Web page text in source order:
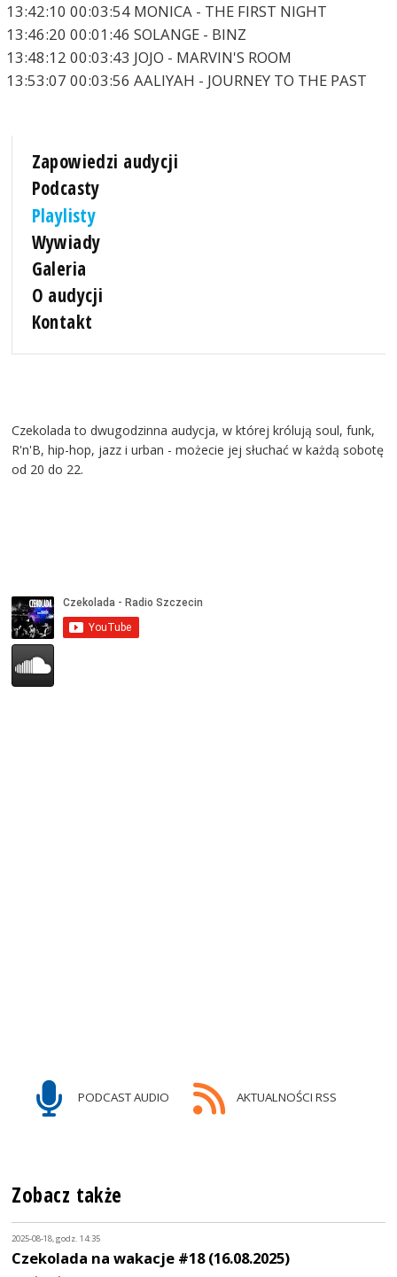
13:42:10 00:03:54 MONICA - THE FIRST NIGHT
13:46:20 00:01:46 SOLANGE - BINZ
13:48:12 00:03:43 JOJO - MARVIN'S ROOM
13:53:07 00:03:56 AALIYAH - JOURNEY TO THE PAST
Zapowiedzi audycji
Podcasty
Playlisty
Wywiady
Galeria
O audycji
Kontakt
Czekolada to dwugodzinna audycja, w której królują soul, funk,
R'n'B, hip-hop, jazz i urban - możecie jej słuchać w każdą sobotę
od 20 do 22.
PODCAST AUDIO AKTUALNOŚCI RSS
Zobacz także
2025-08-18, godz. 14:35
Czekolada na wakacje #18 (16.08.2025)